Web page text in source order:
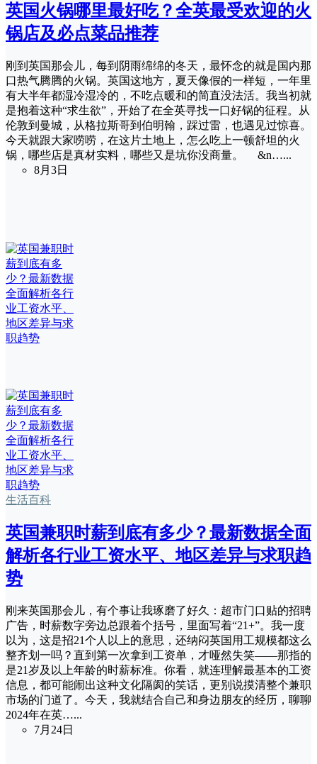
英国火锅哪里最好吃？全英最受欢迎的火
锅店及必点菜品推荐
刚到英国那会儿，每到阴雨绵绵的冬天，最怀念的就是国内那
口热气腾腾的火锅。英国这地方，夏天像假的一样短，一年里
有大半年都湿冷湿冷的，不吃点暖和的简直没法活。我当初就
是抱着这种“求生欲”，开始了在全英寻找一口好锅的征程。从
伦敦到曼城，从格拉斯哥到伯明翰，踩过雷，也遇见过惊喜。
今天就跟大家唠唠，在这片土地上，怎么吃上一顿舒坦的火
锅，哪些店是真材实料，哪些又是坑你没商量。 &n…...
8月3日
生活百科
英国兼职时薪到底有多少？最新数据全面
解析各行业工资水平、地区差异与求职趋
势
刚来英国那会儿，有个事让我琢磨了好久：超市门口贴的招聘
广告，时薪数字旁边总跟着个括号，里面写着“21+”。我一度
以为，这是招21个人以上的意思，还纳闷英国用工规模都这么
整齐划一吗？直到第一次拿到工资单，才哑然失笑——那指的
是21岁及以上年龄的时薪标准。你看，就连理解最基本的工资
信息，都可能闹出这种文化隔阂的笑话，更别说摸清整个兼职
市场的门道了。今天，我就结合自己和身边朋友的经历，聊聊
2024年在英…...
7月24日